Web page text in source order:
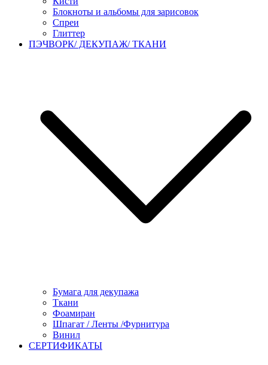
Блокноты и альбомы для зарисовок
Спреи
Глиттер
ПЭЧВОРК/ ДЕКУПАЖ/ ТКАНИ
Бумага для декупажа
Ткани
Фоамиран
Шпагат / Ленты /Фурнитура
Винил
СЕРТИФИКАТЫ